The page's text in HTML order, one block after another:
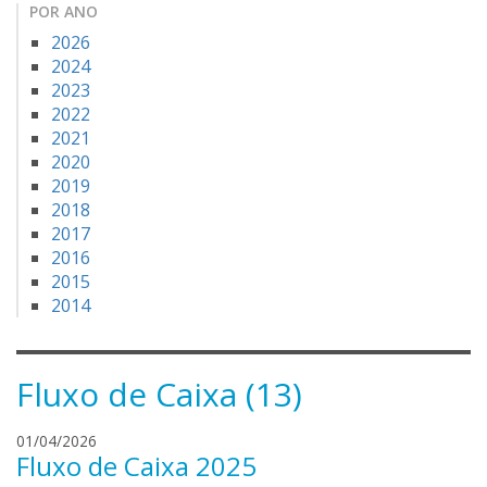
POR ANO
2026
2024
2023
2022
2021
2020
2019
2018
2017
2016
2015
2014
Fluxo de Caixa (13)
01/04/2026
a
Fluxo de Caixa 2025